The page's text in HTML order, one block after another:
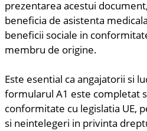
prezentarea acestui
beneficia de asistenta
beneficii sociale in
membru de origine.
Este esential ca angajatorii si
formularul A1 este completat
conformitate cu legislatia UE,
si neintelegeri in privinta